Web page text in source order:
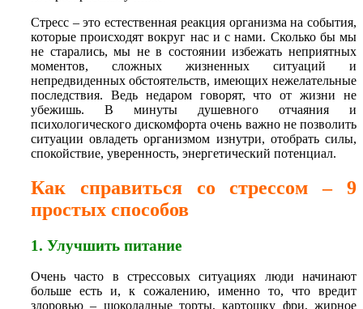
Стресс – это естественная реакция организма на события,
которые происходят вокруг нас и с нами. Сколько бы мы
не старались, мы не в состоянии избежать неприятных
моментов, сложных жизненных ситуаций и
непредвиденных обстоятельств, имеющих нежелательные
последствия. Ведь недаром говорят, что от жизни не
убежишь. В минуты душевного отчаяния и
психологического дискомфорта очень важно не позволить
ситуации овладеть организмом изнутри, отобрать силы,
спокойствие, уверенность, энергетический потенциал.
Как справиться со стрессом – 9
простых способов
1. Улучшить питание
Очень часто в стрессовых ситуациях люди начинают
больше есть и, к сожалению, именно то, что вредит
здоровью – шоколадные торты, картошку фри, жирное